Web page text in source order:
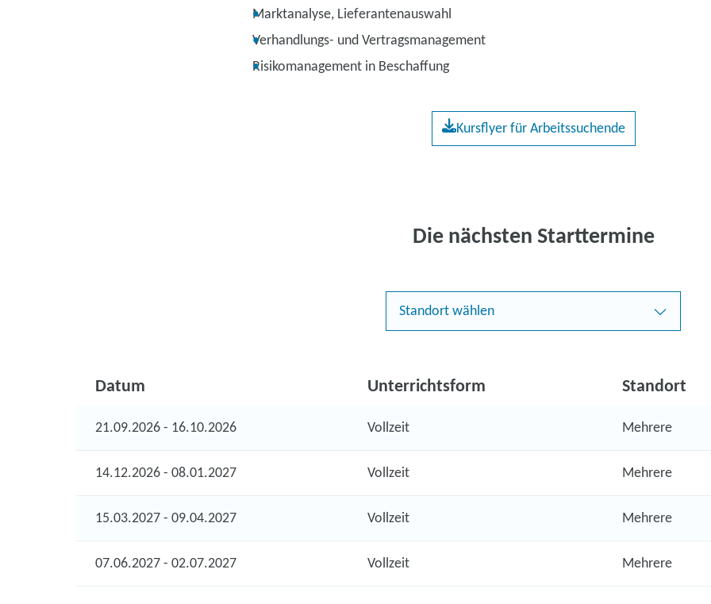
Marktanalyse, Lieferantenauswahl
Verhandlungs- und Vertragsmanagement
Risikomanagement in Beschaffung
Kursflyer für Arbeitssuchende
Die nächsten Starttermine
Standort wählen
Datum Unterrichtsform Standort
21.09.2026 - 16.10.2026 Vollzeit Mehrere
14.12.2026 - 08.01.2027 Vollzeit Mehrere
15.03.2027 - 09.04.2027 Vollzeit Mehrere
07.06.2027 - 02.07.2027 Vollzeit Mehrere